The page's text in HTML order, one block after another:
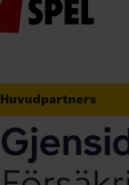
Huvudpartners